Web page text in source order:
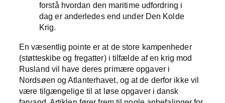
forstå hvordan den maritime udfordring i
dag er anderledes end under Den Kolde
Krig.
En væsentlig pointe er at de store kampenheder
(støtteskibe og fregatter) i tilfælde af en krig mod
Rusland vil have deres primære opgaver i
Nordsøen og Atlanterhavet, og at de derfor ikke vil
være tilgængelige til at løse opgaver i dansk